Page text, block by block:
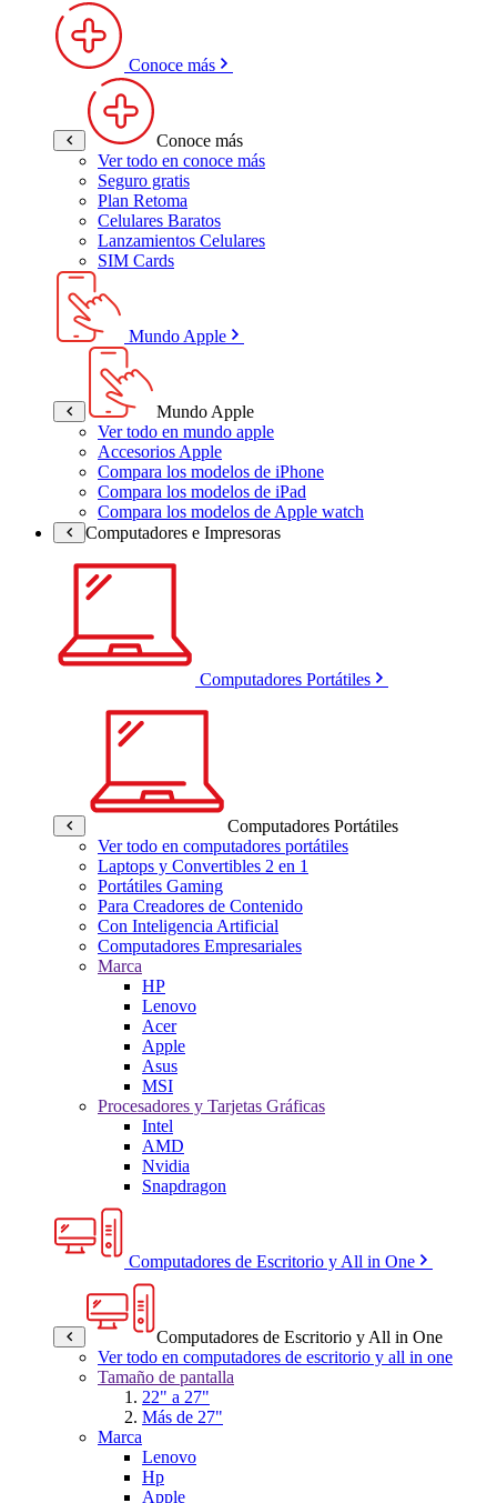
Conoce más
Conoce más
Ver todo en conoce más
Seguro gratis
Plan Retoma
Celulares Baratos
Lanzamientos Celulares
SIM Cards
Mundo Apple
Mundo Apple
Ver todo en mundo apple
Accesorios Apple
Compara los modelos de iPhone
Compara los modelos de iPad
Compara los modelos de Apple watch
Computadores e Impresoras
Computadores Portátiles
Computadores Portátiles
Ver todo en computadores portátiles
Laptops y Convertibles 2 en 1
Portátiles Gaming
Para Creadores de Contenido
Con Inteligencia Artificial
Computadores Empresariales
Marca
HP
Lenovo
Acer
Apple
Asus
MSI
Procesadores y Tarjetas Gráficas
Intel
AMD
Nvidia
Snapdragon
Computadores de Escritorio y All in One
Computadores de Escritorio y All in One
Ver todo en computadores de escritorio y all in one
Tamaño de pantalla
22" a 27"
Más de 27"
Marca
Lenovo
Hp
Apple